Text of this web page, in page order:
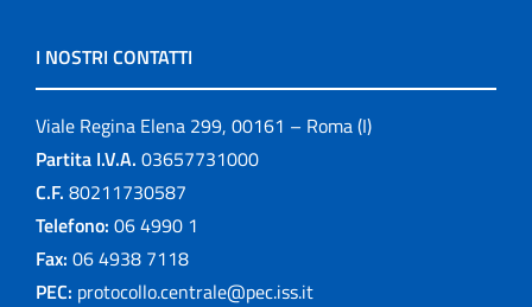
I NOSTRI CONTATTI
Viale Regina Elena 299, 00161 – Roma (I)
Partita I.V.A. 03657731000
C.F. 80211730587
Telefono: 06 4990 1
Fax: 06 4938 7118
PEC: protocollo.centrale@pec.iss.it